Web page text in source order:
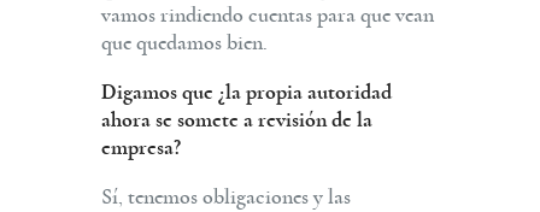
vamos rindiendo cuentas para que vean
que quedamos bien.
Digamos que ¿la propia autoridad
ahora se somete a revisión de la
empresa?
Sí, tenemos obligaciones y las